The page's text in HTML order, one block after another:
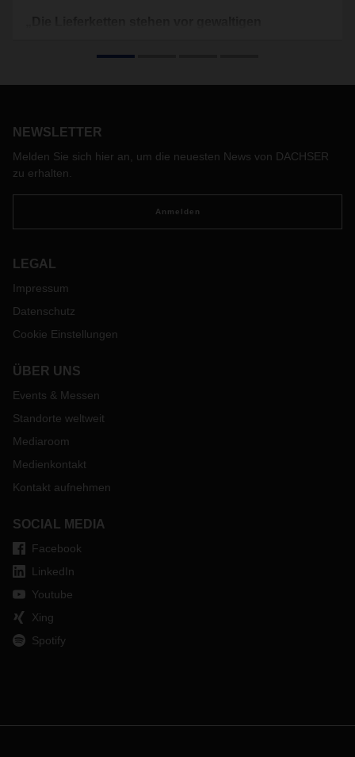
NEWSLETTER
Melden Sie sich hier an, um die neuesten News von DACHSER
zu erhalten.
Anmelden
LEGAL
Impressum
Datenschutz
Cookie Einstellungen
ÜBER UNS
Events & Messen
Standorte weltweit
Mediaroom
Medienkontakt
Kontakt aufnehmen
SOCIAL MEDIA
Facebook
LinkedIn
Youtube
Xing
Spotify